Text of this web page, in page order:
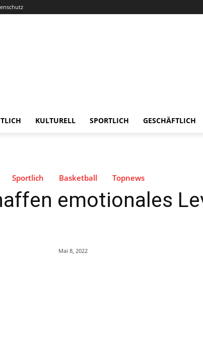
KULTURELL SPORTLICH GESCHÄFTLICH
Sportlich Basketball Topnews
emotionales
Mai 8, 2022